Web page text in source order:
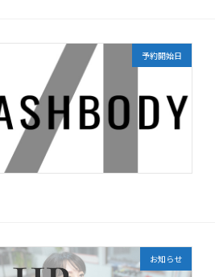
予約開始日
お知らせ